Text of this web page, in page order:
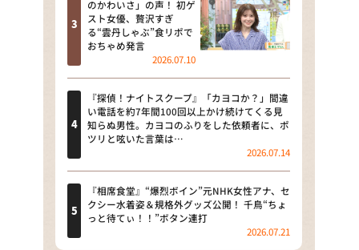
本日はダイアンなり！シーズン２
朝だ！生です旅サラダ
教えて！ニュースライブ 正義の
ミカタ
ＬＩＦＥ～夢のカタチ～
新婚さんいらっしゃい！
ポツンと一軒家
ザキ山小屋本館
のかわいさ」の声！ 初ゲ
スト女優、贅沢すぎ
る“雲丹しゃぶ”食リポで
おちゃめ発言
2026.07.10
『探偵！ナイトスクープ』「カヨコか？」間違
い電話を約7年間100回以上かけ続けてくる見
知らぬ男性。カヨコのふりをした依頼者に、ポ
ツリと呟いた言葉は…
2026.07.14
『相席食堂』“爆烈ボイン”元NHK女性アナ、セ
クシー水着姿＆規格外グッズ公開！ 千鳥“ちょ
っと待てぃ！！”ボタン連打
2026.07.21